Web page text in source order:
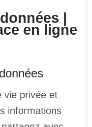
|
en ligne
informations
avec